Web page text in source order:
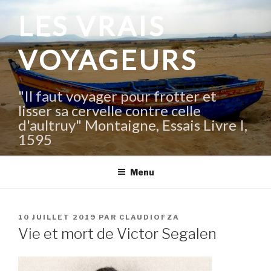
contenu
principal
LES VRAIS
VOYAGEURS
"Il faut voyager pour frotter et
lisser sa cervelle contre celle
d'aultruy" Montaigne, Essais Livre I,
1595
Menu
PUBLIÉ
LE
10 JUILLET 2019 PAR CLAUDIOFZA
Vie et mort de Victor Segalen